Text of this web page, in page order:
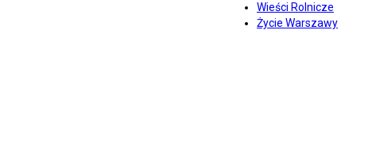
Wieści Rolnicze
Życie Warszawy